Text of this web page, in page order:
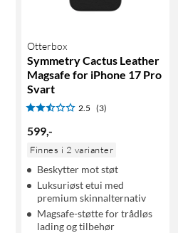
Otterbox
Symmetry Cactus Leather
Magsafe for iPhone 17 Pro
Svart
2.5 (3)
599,-
Finnes i 2 varianter
Beskytter mot støt
Luksuriøst etui med
premium skinnalternativ
Magsafe-støtte for trådløs
lading og tilbehør